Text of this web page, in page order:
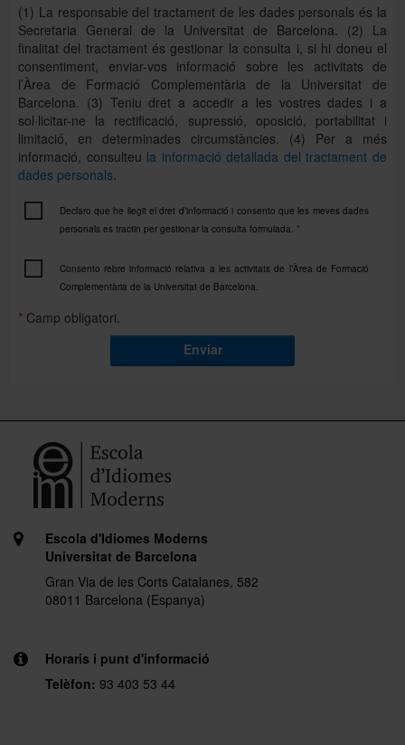
(1) La responsable del tractament de les dades personals és la
Secretaria General de la Universitat de Barcelona. (2) La
finalitat del tractament és gestionar la consulta i, si hi doneu el
consentiment, enviar-vos informació sobre les activitats de
l’Àrea de Formació Complementària de la Universitat de
Barcelona. (3) Teniu dret a accedir a les vostres dades i a
sol·licitar-ne la rectificació, supressió, oposició, portabilitat i
limitació, en determinades circumstàncies. (4) Per a més
informació, consulteu la informació detallada del tractament de
dades personals.
Declaro que he llegit el dret d’informació i consento que les meves dades
personals es tractin per gestionar la consulta formulada. *
Consento rebre informació relativa a les activitats de l’Àrea de Formació
Complementària de la Universitat de Barcelona.
* Camp obligatori.
Enviar
Escola d'Idiomes Moderns
Universitat de Barcelona
Gran Via de les Corts Catalanes, 582
08011 Barcelona (Espanya)
Horaris i punt d'informació
Telèfon: 93 403 53 44